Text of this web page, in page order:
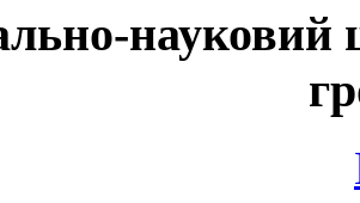
науковий